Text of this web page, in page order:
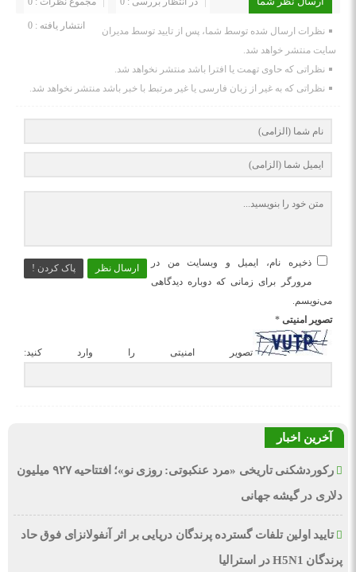
انتشار یافته : 0
نظرات ارسال شده توسط شما، پس از تایید توسط مدیران
سایت منتشر خواهد شد.
نظراتی که حاوی تهمت یا افترا باشد منتشر نخواهد شد.
نظراتی که به غیر از زبان فارسی یا غیر مرتبط با خبر باشد منتشر نخواهد شد.
ارسال نظر پاک کردن !
ذخیره نام، ایمیل و وبسایت من در
مرورگر برای زمانی که دوباره دیدگاهی
می‌نویسم.
تصویر امنیتی *
تصویر امنیتی را وارد کنید:
آخرین اخبار
رکوردشکنی تاریخی «مرد عنکبوتی: روزی نو»؛ افتتاحیه ۹۲۷ میلیون
دلاری در گیشه جهانی
تایید اولین تلفات گسترده پرندگان دریایی بر اثر آنفولانزای فوق حاد
پرندگان H5N1 در استرالیا